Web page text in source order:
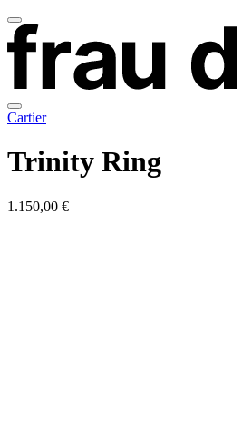
Cartier
Trinity Ring
1.150,00 €